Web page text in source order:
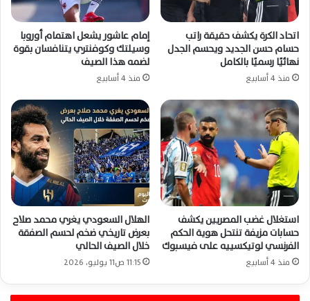
اتحاد الكرة يكشف حقيقة راتب
حسام حسن الجديد ويحسم الجدل
نهائيًا رسميًا بالكامل
منذ 4 أسابيع
إمام عاشور يشعل اهتمام أوروبا
وسيلتك وكوفنتري يتنافسان بقوة
لضمه هذا الصيف
منذ 4 أسابيع
استغلال غضب المصريين يكشف
حسابات مزيفة تنتحل هوية الحكم
الفرنسي لوتيكسييه على فيسبوك
منذ 4 أسابيع
الهلال السعودي يغري محمد صلاح
بعرض تاريخي ضخم لحسم الصفقة
خلال الصيف الحالي
11:15 ص11 يوليو، 2026